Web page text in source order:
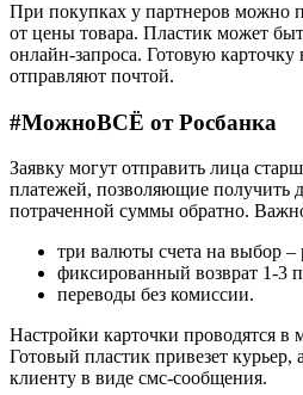
При покупках у партнеров можно
от цены товара. Пластик может
онлайн-запроса. Готовую
отправляют почтой.
#МожноВСЁ от Росбанка
Заявку могут отправить лица
платежей, позволяющие получить
потраченной суммы обратно.
три валюты счета на выбор –
фиксированный возврат 1-3
переводы без комиссии.
Настройки карточки проводятся
Готовый пластик привезет
клиенту в виде смс-сообщения.